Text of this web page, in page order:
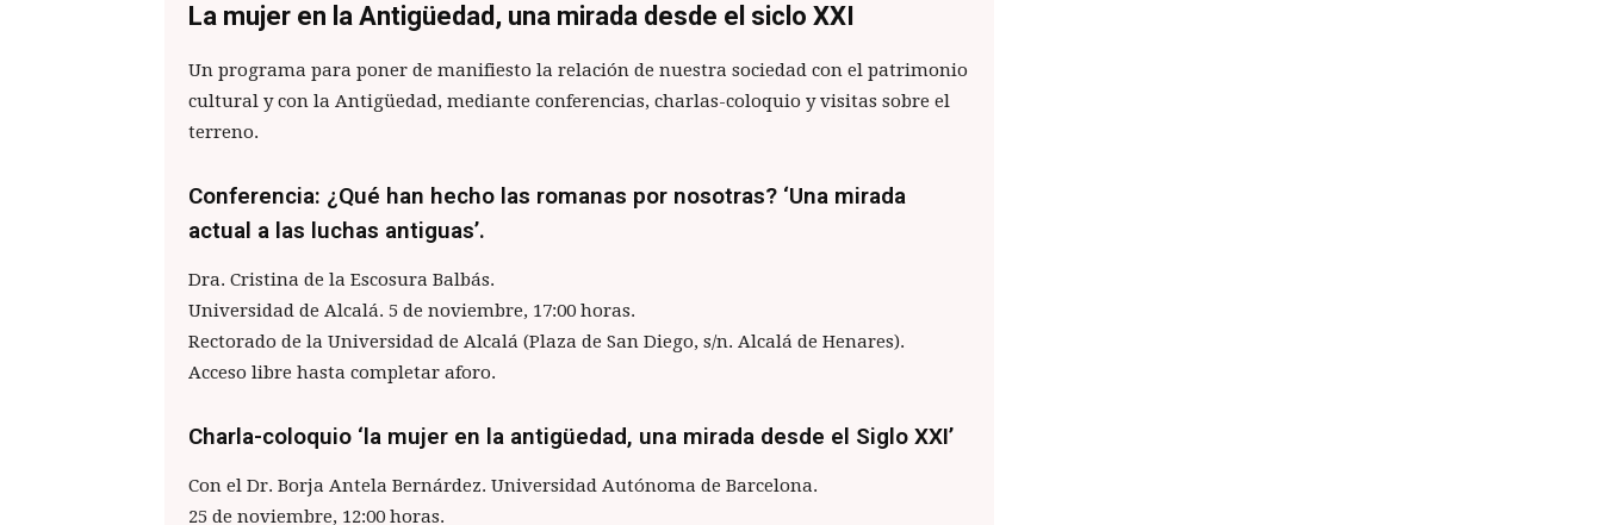
La mujer en la Antigüedad, una mirada desde el siclo XXI
Un programa para poner de manifiesto la relación de nuestra sociedad con el patrimonio
cultural y con la Antigüedad, mediante conferencias, charlas-coloquio y visitas sobre el
terreno.
Conferencia: ¿Qué han hecho las romanas por nosotras? ‘Una mirada
actual a las luchas antiguas’.
Dra. Cristina de la Escosura Balbás.
Universidad de Alcalá. 5 de noviembre, 17:00 horas.
Rectorado de la Universidad de Alcalá (Plaza de San Diego, s/n. Alcalá de Henares).
Acceso libre hasta completar aforo.
Charla-coloquio ‘la mujer en la antigüedad, una mirada desde el Siglo XXI’
Con el Dr. Borja Antela Bernárdez. Universidad Autónoma de Barcelona.
25 de noviembre, 12:00 horas.